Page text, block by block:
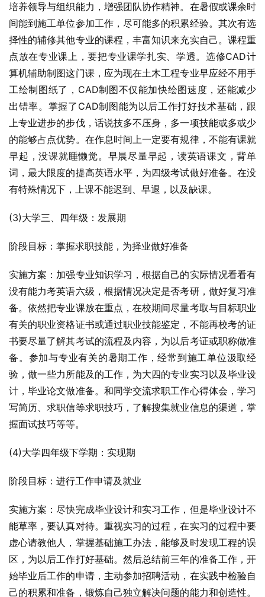
培养领导与组织能力，增强团队协作精神。在暑假或课余时
间能到施工单位参加工作，尽可能多的积累经验。其次有选
择性的辅修其他专业的课程，丰富知识来充实自己。课程重
点放在专业课上，要把专业课学扎实、学透。选修CAD计
算机辅助制图这门课，应为现在土木工程专业早应经不用手
工绘制图纸了，CAD制图不仅能加快绘图速度，还能减少
出错率。掌握了CAD制图能为以后工作打好技术基础，跟
上专业进步的步伐，话说技多不压身，多一项技能或多或少
的能够占点优势。在作息时间上一定要有规律，不能有课就
早起，没课就睡懒觉。早晨尽量早起，读英语课文，背单
词，最大限度的提高英语水平，为四级考试做好准备。在没
有特殊情况下，上课不能迟到、早退，以及缺课。
(3)大学三、四年级：发展期
阶段目标：掌握求职技能，为择业做好准备
实施方案：加强专业知识学习，根据自己的实际情况看看有
没有能力考英语六级，根据情况决定是否考研，做好复习准
备。依然把专业课放在重点，在校期间尽量考取与目标职业
有关的职业资格证书或通过职业技能鉴定，不能再校考的证
书要尽量了解其考试的流程及内容，为以后考证或职称做准
备。参加与专业有关的暑期工作，经常到施工单位汲取经
验，做一些力所能及的工作，为大四的专业实习以及毕业设
计，毕业论文做准备。和同学交流求职工作心得体会，学习
写简历、求职信等求职技巧，了解搜集就业信息的渠道，掌
握面试技巧等等。
(4)大学四年级下学期：实现期
阶段目标：进行工作申请及就业
实施方案：尽快完成毕业设计和实习工作，但是毕业设计不
能草率，要认真对待。重视实习的过程，在实习的过程中要
虚心请教他人，掌握基础施工办法，能够及时发现工程的误
区，为以后工作打好基础。然后总结前三年的准备工作，开
始毕业后工作的申请，主动参加招聘活动，在实践中检验自
己的积累和准备，锻炼自己独立解决问题的能力和创造性。